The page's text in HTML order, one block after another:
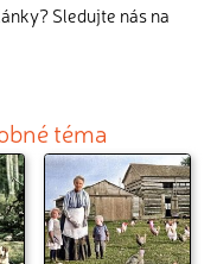
Sledujte nás na
téma